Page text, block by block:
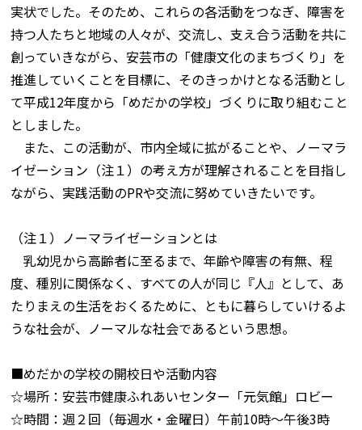
実状でした。そのため、これらの各活動をつなぎ、障害を
持つ人たちと地域の人々が、交流し、支え合う活動を共に
創っていきながら、安芸市の「健康文化のまちづくり」を
推進していくことを目標に、そのきっかけとなる活動とし
て平成12年度から「めだかの学校」づくりに取り組むこと
としました。
また、この活動が、市内全域に拡がることや、ノーマラ
イゼーション（注１）の考え方が理解されることを目指し
ながら、実践活動のPRや交流に努めていきたいです。
（注１）ノーマライゼーションとは
乳幼児から高齢者に至るまで、年齢や障害の有無、程
度、種別に関係なく、すべての人が同じ『人』として、あ
たりまえの生活をおくるために、ともに暮らしていけるよ
うな社会が、ノーマルな社会であるという思想。
■めだかの学校の開校日や活動内容
☆場所：安芸市健康ふれあいセンター「元気館」ロビー
☆時間：週２回（毎週水・金曜日）午前10時～午後3時